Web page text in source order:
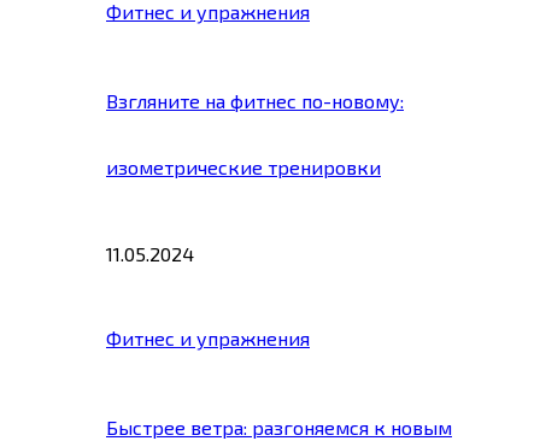
Фитнес и упражнения
Взгляните на фитнес по-новому:
изометрические тренировки
11.05.2024
Фитнес и упражнения
Быстрее ветра: разгоняемся к новым